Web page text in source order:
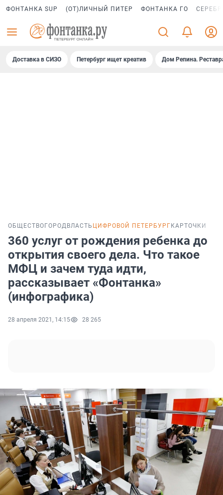
ФОНТАНКА SUP (ОТ)ЛИЧНЫЙ ПИТЕР ФОНТАНКА ГО
Доставка в СИЗО Петербург ищет креатив Дом Репина.
ОБЩЕСТВО ГОРОД ВЛАСТЬ ЦИФРОВОЙ ПЕТЕРБУРГ КАРТОЧКИ
360 услуг от рождения ребенка до
открытия своего дела. Что такое
МФЦ и зачем туда идти,
рассказывает «Фонтанка»
(инфографика)
28 апреля 2021, 14:15 28 265